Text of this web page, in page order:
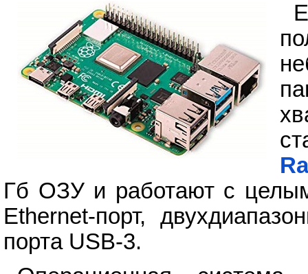
Гб ОЗУ и работают с
Ethernet-порт,
порта USB-3.